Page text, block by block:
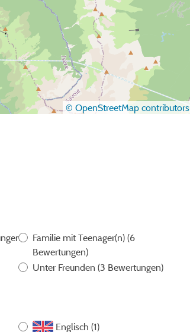
© OpenStreetMap contributors
Familie mit Teenager(n) (6
Bewertungen)
Unter Freunden (3 Bewertungen)
Englisch (1)